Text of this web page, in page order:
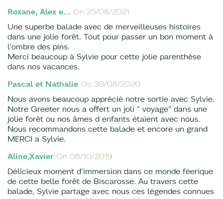
Roxane, Alex e… On 25/08/2021
Une superbe balade avec de merveilleuses histoires
dans une jolie forêt. Tout pour passer un bon moment à
l'ombre des pins.
Merci beaucoup à Sylvie pour cette jolie parenthèse
dans nos vacances.
Pascal et Nathalie On 30/08/2020
Nous avons beaucoup apprécié notre sortie avec Sylvie.
Notre Greeter nous a offert un joli " voyage" dans une
jolie forêt ou nos âmes d enfants étaient avec nous.
Nous recommandons cette balade et encore un grand
MERCI a Sylvie.
Aline,Xavier On 06/10/2019
Délicieux moment d'immersion dans ce monde féerique
de cette belle forêt de Biscarosse. Au travers cette
balade, Sylvie partage avec nous ces légendes connues